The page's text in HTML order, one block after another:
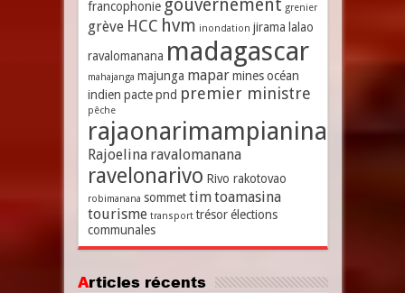
francophonie gouvernement grenier
grève HCC hvm inondation jirama lalao
ravalomanana madagascar
mahajanga majunga mapar mines océan
indien pacte pnd premier ministre
pêche
rajaonarimampianina
Rajoelina ravalomanana
ravelonarivo Rivo rakotovao
robimanana sommet timtoamasina
tourisme transport trésor élections
communales
Articles récents